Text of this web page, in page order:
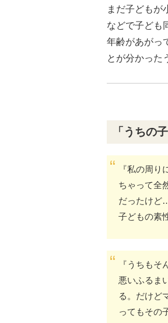
まだ子どもが
などで子ども
年齢があがっ
とが分かった
「うちの
『私の周
ちゃって全
だったけど
子どもの素
『うちも
悪いふるま
る。だけど
ってもその